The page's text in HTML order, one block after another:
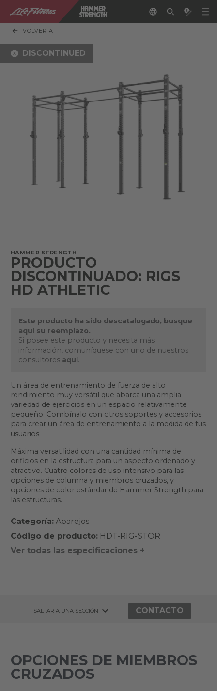
VOLVER A
DISCONTINUED
HAMMER STRENGTH
PRODUCTO
DISCONTINUADO: RIGS
HD ATHLETIC
Este producto ha sido descatalogado, busque
aquísu reemplazo.
Si posee este producto y necesita más
información, comuníquese con uno de nuestros
consultores aquí.
Un área de entrenamiento de fuerza de alto
rendimiento muy versátil que abarca una amplia
variedad de ejercicios en un espacio relativamente
pequeño. Combínalo con otros soportes y accesorios
para crear un área de entrenamiento a la medida de tus
usuarios.
Máxima versatilidad con una cantidad mínima de
orificios en la estructura para un aspecto ordenado y
atractivo. Cuatro colores de uso intensivo para las
opciones de columna y miembros cruzados, y
opciones de color estándar de Hammer Strength para
las estructuras.
Categoría:Aparejos
Código de producto:HDT-RIG-STOR
Ver todas las especificaciones +
SALTAR A UNA SECCIÓN CONTACTO
OPCIONES DE MIEMBROS
CRUZADOS